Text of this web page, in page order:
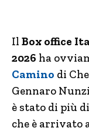
Il Box office
2026 ha
Camino di
Gennaro
è stato di più
che è arrivato